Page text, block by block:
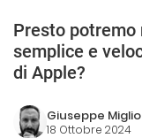
Presto potremo
semplice e
di Apple?
Giuseppe
18 Ottobre 2024